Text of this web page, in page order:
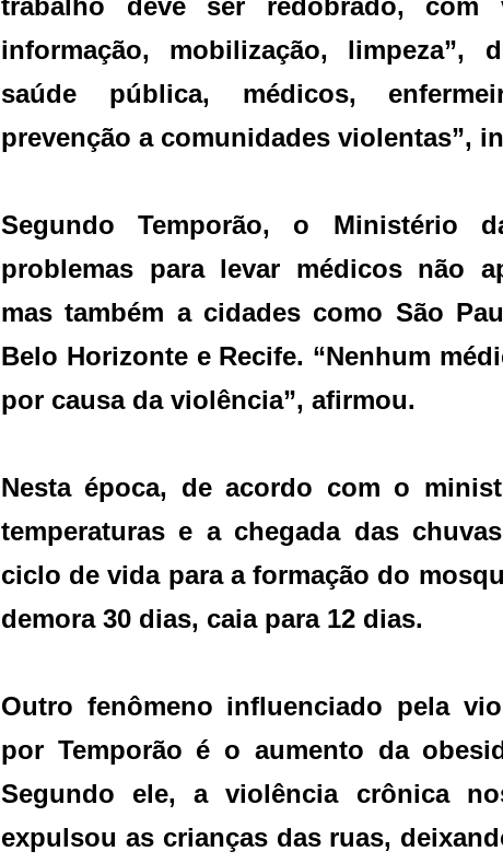
trabalho deve ser redobrado, com
informação, mobilização, limpeza”,
saúde pública, médicos,
prevenção a comunidades violentas”,
Segundo Temporão, o Ministério
problemas para levar médicos não
mas também a cidades como São
Belo Horizonte e Recife. “Nenhum
por causa da violência”, afirmou.
Nesta época, de acordo com o
temperaturas e a chegada das
ciclo de vida para a formação do
demora 30 dias, caia para 12 dias.
Outro fenômeno influenciado pela
por Temporão é o aumento da
Segundo ele, a violência crônica
expulsou as crianças das ruas,